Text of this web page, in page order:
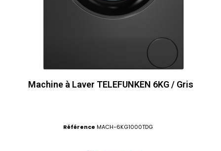
Machine à Laver TELEFUNKEN 6KG / Gris
Référence MACH-6KG1000TDG